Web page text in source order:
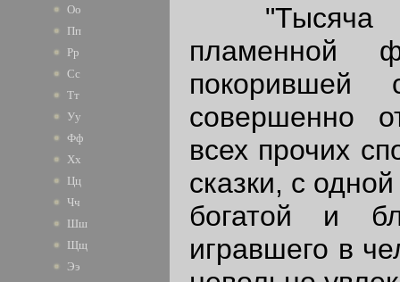
Оо
Пп
Рр
Сс
Тт
Уу
Фф
Хх
Цц
Чч
Шш
Щщ
Ээ
"Тысяча и
пламенной
покорившей
совершенно
всех прочих
сказки, с
богатой и
игравшего в